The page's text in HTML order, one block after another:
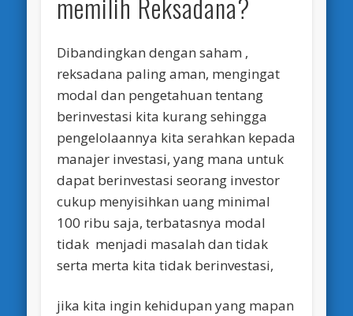
memilih Reksadana?
Dibandingkan dengan saham ,
reksadana paling aman, mengingat
modal dan pengetahuan tentang
berinvestasi kita kurang sehingga
pengelolaannya kita serahkan kepada
manajer investasi, yang mana untuk
dapat berinvestasi seorang investor
cukup menyisihkan uang minimal
100 ribu saja, terbatasnya modal
tidak menjadi masalah dan tidak
serta merta kita tidak berinvestasi,
jika kita ingin kehidupan yang mapan